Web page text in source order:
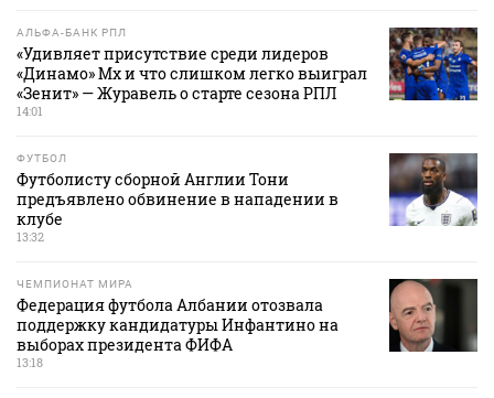
АЛЬФА-БАНК РПЛ
«Удивляет присутствие среди лидеров
«Динамо» Мх и что слишком легко выиграл
«Зенит» — Журавель о старте сезона РПЛ
14:01
ФУТБОЛ
Футболисту сборной Англии Тони
предъявлено обвинение в нападении в
клубе
13:32
ЧЕМПИОНАТ МИРА
Федерация футбола Албании отозвала
поддержку кандидатуры Инфантино на
выборах президента ФИФА
13:18